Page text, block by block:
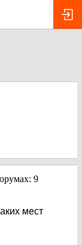
мест